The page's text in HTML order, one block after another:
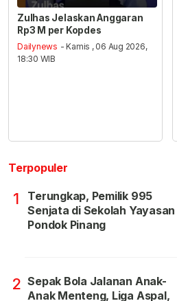
Zulhas Jelaskan Anggaran
Rp3 M per Kopdes
Dailynews - Kamis , 06 Aug 2026,
18:30 WIB
Terpopuler
1
Terungkap, Pemilik 995
Senjata di Sekolah Yayasan
Pondok Pinang
2 Sepak Bola Jalanan Anak-
Anak Menteng, Liga Aspal,